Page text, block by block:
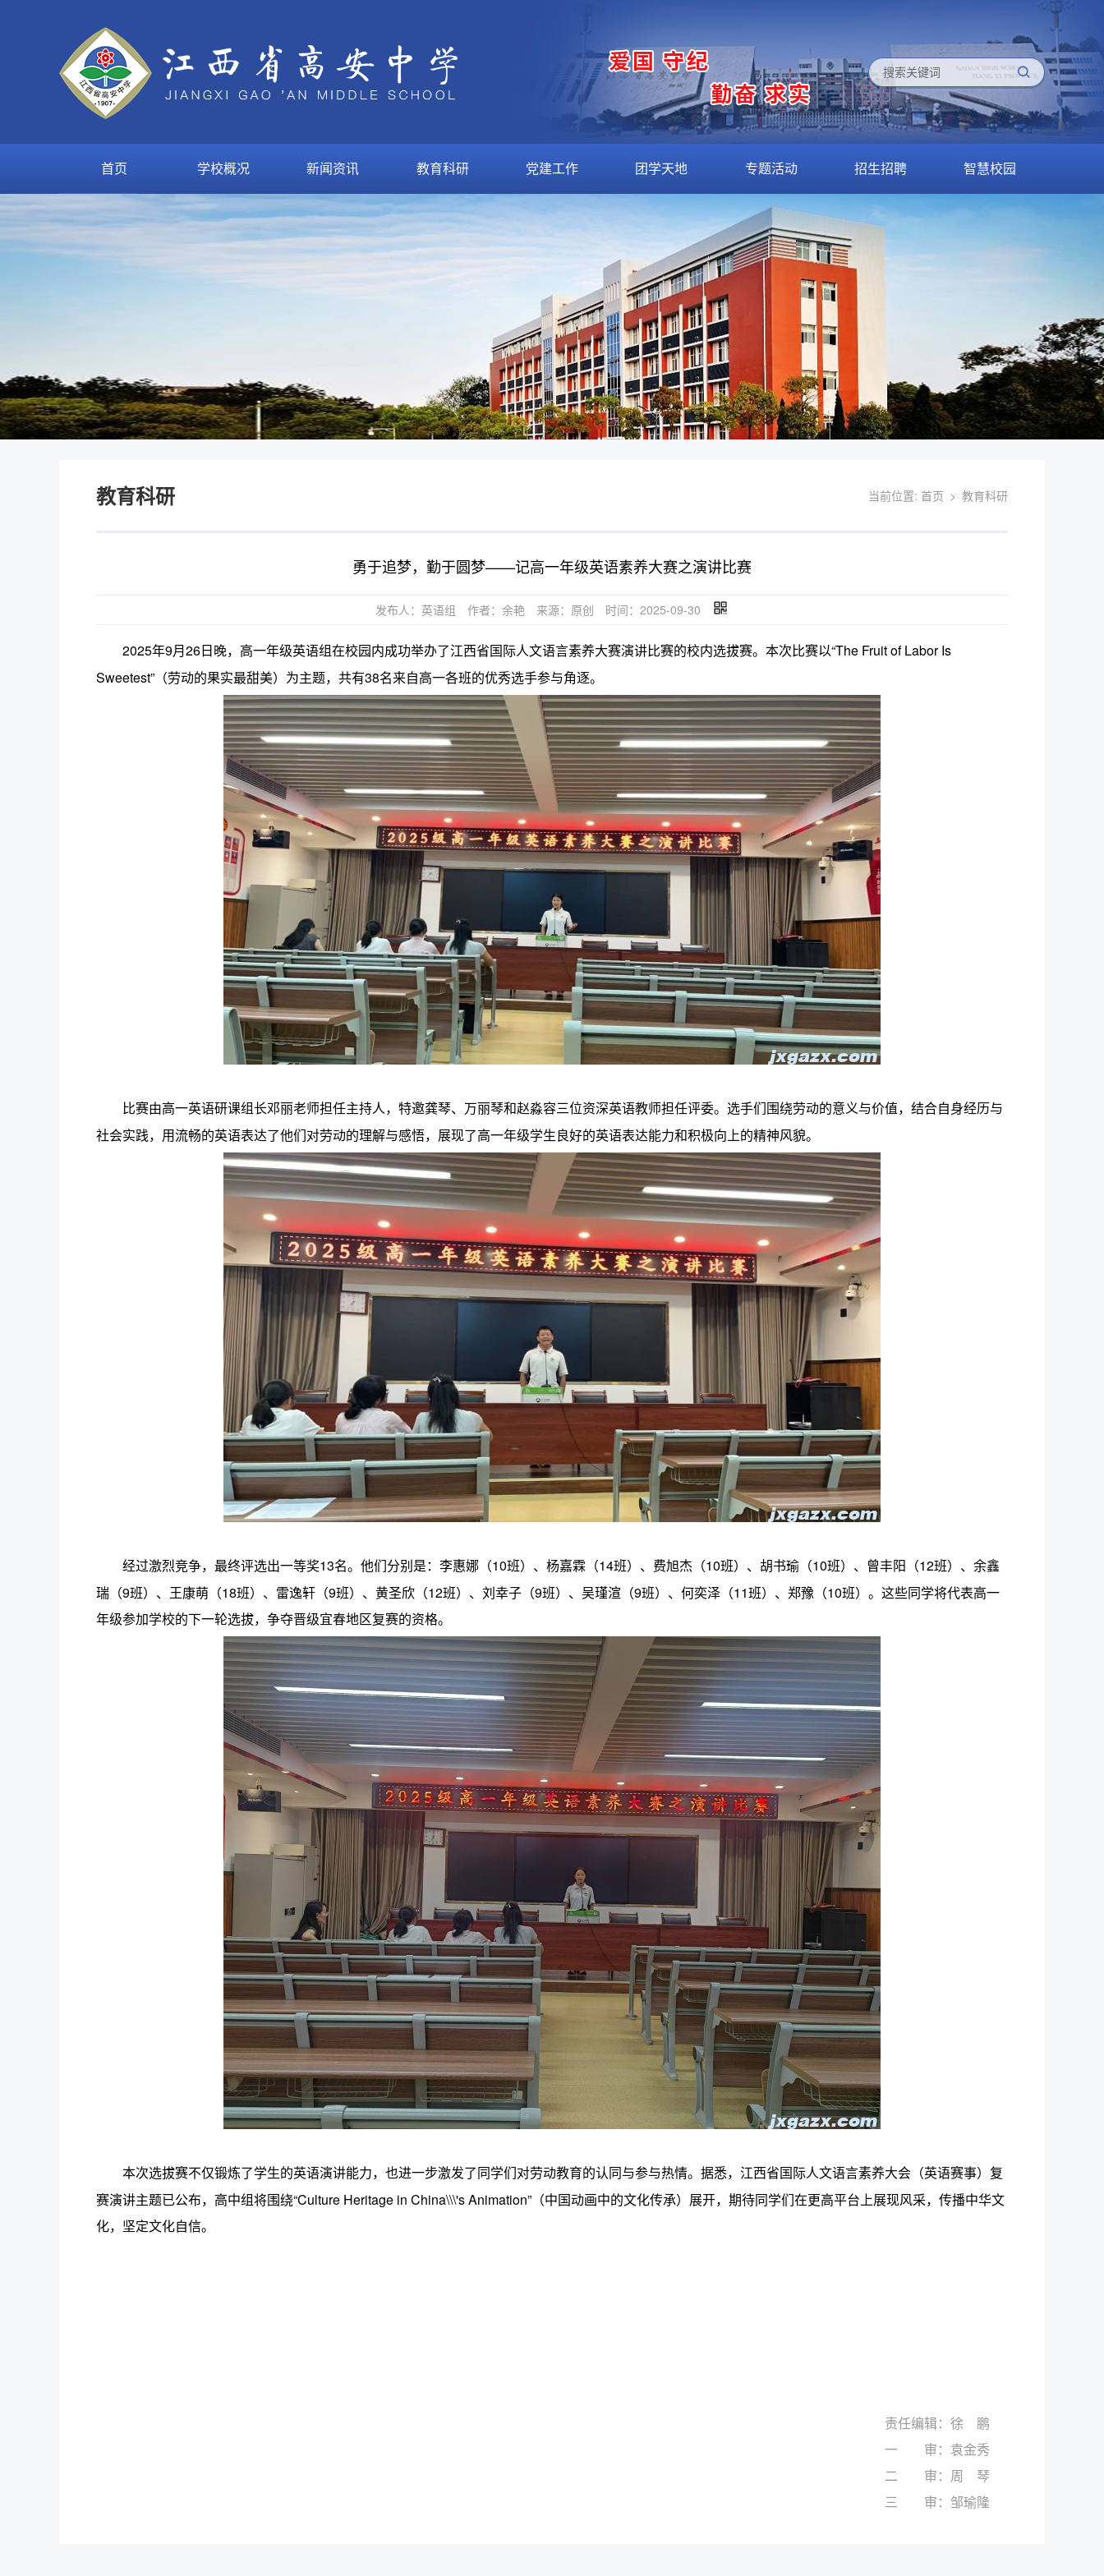
首页 学校概况 新闻资讯 教育科研 党建工作 团学天地 专题活动 招生招聘 智慧校园
教育科研 当前位置: 首页 > 教育科研
勇于追梦，勤于圆梦——记高一年级英语素养大赛之演讲比赛
发布人：英语组 作者：余艳 来源：原创 时间：2025-09-30
2025年9月26日晚，高一年级英语组在校园内成功举办了江西省国际人文语言素养大赛演讲比赛的校内选拔赛。本次比赛以“The Fruit of Labor Is
Sweetest”（劳动的果实最甜美）为主题，共有38名来自高一各班的优秀选手参与角逐。
比赛由高一英语研课组长邓丽老师担任主持人，特邀龚琴、万丽琴和赵淼容三位资深英语教师担任评委。选手们围绕劳动的意义与价值，结合自身经历与
社会实践，用流畅的英语表达了他们对劳动的理解与感悟，展现了高一年级学生良好的英语表达能力和积极向上的精神风貌。
经过激烈竞争，最终评选出一等奖13名。他们分别是：李惠娜（10班）、杨嘉霖（14班）、费旭杰（10班）、胡书瑜（10班）、曾丰阳（12班）、余鑫
瑞（9班）、王康萌（18班）、雷逸轩（9班）、黄圣欣（12班）、刘幸子（9班）、吴瑾渲（9班）、何奕泽（11班）、郑豫（10班）。这些同学将代表高一
年级参加学校的下一轮选拔，争夺晋级宜春地区复赛的资格。
本次选拔赛不仅锻炼了学生的英语演讲能力，也进一步激发了同学们对劳动教育的认同与参与热情。据悉，江西省国际人文语言素养大会（英语赛事）复
赛演讲主题已公布，高中组将围绕“Culture Heritage in China\\\'s Animation”（中国动画中的文化传承）展开，期待同学们在更高平台上展现风采，传播中华文
化，坚定文化自信。
责任编辑：徐 鹏
一 审：袁金秀
二 审：周 琴
三 审：邹瑜隆